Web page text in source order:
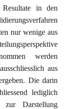
in den
nur wenige aus
werden
aus
Die darin
lediglich
zur Darstellung